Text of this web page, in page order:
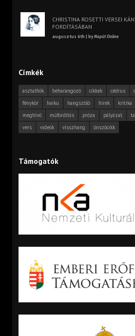
CHRISTINA ROSETTI VERSEI
FORDÍTÁSÁBAN
augusztus 6th | byNapút Online
Címkék
asztalfiók beharangozó cikkek cédrus
fénykör
haiku hangszóló hírek kritika
meghívó
műfordítás próza pályázat
vers
videók visszhang önszócikk
Támogatók